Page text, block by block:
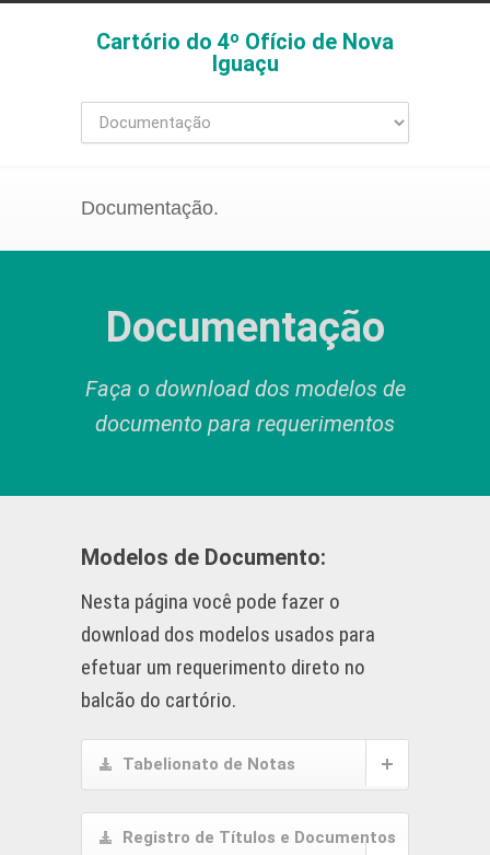
Cartório do 4º Ofício de Nova
Iguaçu
Documentação.
Documentação
Faça o download dos modelos de
documento para requerimentos
Modelos de Documento:
Nesta página você pode fazer o
download dos modelos usados para
efetuar um requerimento direto no
balcão do cartório.
Tabelionato de Notas
Registro de Títulos e Documentos